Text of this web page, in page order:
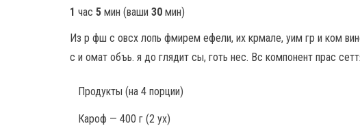
1 час 5 мин (ваши 30 мин)
Из р фш с овсх лопь фмирем ефели, их крмале, уим гр и ком
с и омат объь. я до глядит сы, готь нес. Вс компонент прас
Продукты (на 4 порции)
Кароф — 400 г (2 ух)